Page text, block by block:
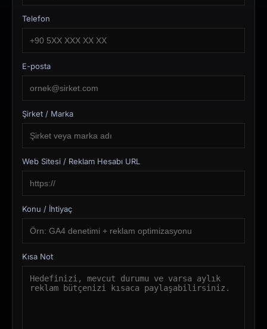
Telefon
E-posta
Şirket / Marka
Web Sitesi / Reklam Hesabı URL
Konu / İhtiyaç
Kısa Not